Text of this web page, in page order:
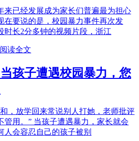
来已经发展成为家长们普遍最为担心
在要说的是，校园暴力事件再次发
时长2分多钟的视频片段，浙江
阅读全文
孩子遭遇校园暴力，您
，放学回来常说别人打她，老师批评
管用。” 当孩子遭遇暴力，家长就会
人会容忍自己的孩子被别